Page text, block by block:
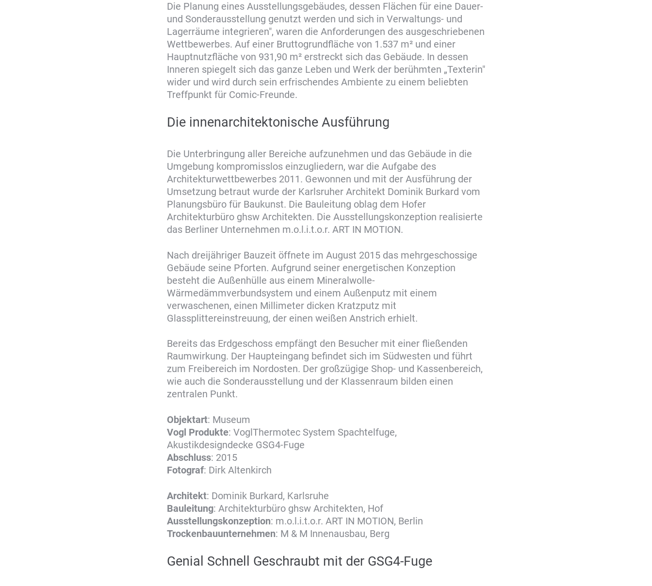
Die Planung eines Ausstellungsgebäudes, dessen Flächen für eine Dauer-
und Sonderausstellung genutzt werden und sich in Verwaltungs- und
Lagerräume integrieren", waren die Anforderungen des ausgeschriebenen
Wettbewerbes. Auf einer Bruttogrundfläche von 1.537 m² und einer
Hauptnutzfläche von 931,90 m² erstreckt sich das Gebäude. In dessen
Inneren spiegelt sich das ganze Leben und Werk der berühmten „Texterin"
wider und wird durch sein erfrischendes Ambiente zu einem beliebten
Treffpunkt für Comic-Freunde.
Die innenarchitektonische Ausführung
Die Unterbringung aller Bereiche aufzunehmen und das Gebäude in die
Umgebung kompromisslos einzugliedern, war die Aufgabe des
Architekturwettbewerbes 2011. Gewonnen und mit der Ausführung der
Umsetzung betraut wurde der Karlsruher Architekt Dominik Burkard vom
Planungsbüro für Baukunst. Die Bauleitung oblag dem Hofer
Architekturbüro ghsw Architekten. Die Ausstellungskonzeption realisierte
das Berliner Unternehmen m.o.l.i.t.o.r. ART IN MOTION.
Nach dreijähriger Bauzeit öffnete im August 2015 das mehrgeschossige
Gebäude seine Pforten. Aufgrund seiner energetischen Konzeption
besteht die Außenhülle aus einem Mineralwolle-
Wärmedämmverbundsystem und einem Außenputz mit einem
verwaschenen, einen Millimeter dicken Kratzputz mit
Glassplittereinstreuung, der einen weißen Anstrich erhielt.
Bereits das Erdgeschoss empfängt den Besucher mit einer fließenden
Raumwirkung. Der Haupteingang befindet sich im Südwesten und führt
zum Freibereich im Nordosten. Der großzügige Shop- und Kassenbereich,
wie auch die Sonderausstellung und der Klassenraum bilden einen
zentralen Punkt.
Objektart: Museum
Vogl Produkte: VoglThermotec System Spachtelfuge,
Akustikdesigndecke GSG4-Fuge
Abschluss: 2015
Fotograf: Dirk Altenkirch
Architekt: Dominik Burkard, Karlsruhe
Bauleitung: Architekturbüro ghsw Architekten, Hof
Ausstellungskonzeption: m.o.l.i.t.o.r. ART IN MOTION, Berlin
Trockenbauunternehmen: M & M Innenausbau, Berg
Genial Schnell Geschraubt mit der GSG4-Fuge